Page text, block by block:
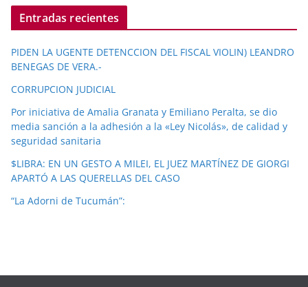
Entradas recientes
PIDEN LA UGENTE DETENCCION DEL FISCAL VIOLIN) LEANDRO
BENEGAS DE VERA.-
CORRUPCION JUDICIAL
Por iniciativa de Amalia Granata y Emiliano Peralta, se dio
media sanción a la adhesión a la «Ley Nicolás», de calidad y
seguridad sanitaria
$LIBRA: EN UN GESTO A MILEI, EL JUEZ MARTÍNEZ DE GIORGI
APARTÓ A LAS QUERELLAS DEL CASO
“La Adorni de Tucumán”: